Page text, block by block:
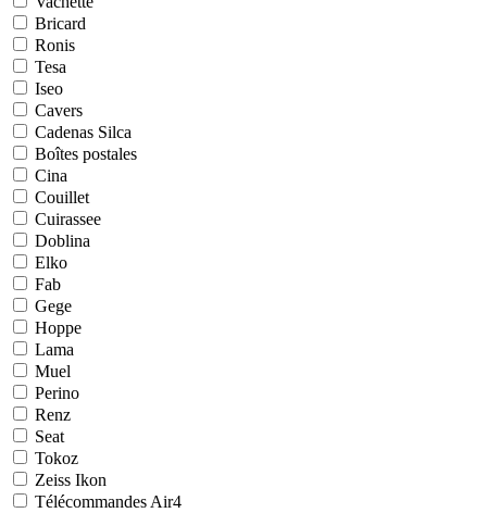
Bricard
Ronis
Tesa
Iseo
Cavers
Cadenas Silca
Boîtes postales
Cina
Couillet
Cuirassee
Doblina
Elko
Fab
Gege
Hoppe
Lama
Muel
Perino
Renz
Seat
Tokoz
Zeiss Ikon
Télécommandes Air4